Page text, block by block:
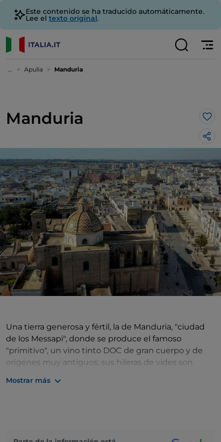
Este contenido se ha traducido automáticamente.
Lee el texto original.
... Apulia Manduria
Manduria Me
Una tierra generosa y fértil, la de Manduria, "ciudad
de los Messapi", donde se produce el famoso
"primitivo", un vino tinto DOC de gran cuerpo y de
orígenes muy antiguos: sus hileras de vides son
Mostrar más